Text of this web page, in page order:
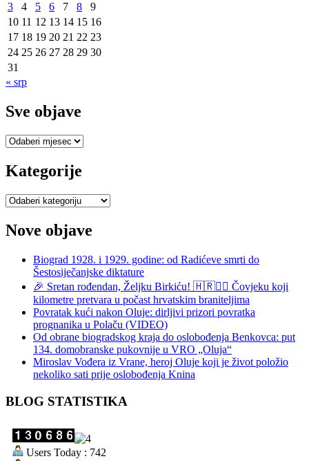
3
4 5 6 7 8
9
10 11 12 13 14 15 16
17 18 19 20 21 22 23
24 25 26 27 28 29 30
31
« srp
Sve objave
Sve
Kategorije
Kategorije
Nove objave
Biograd 1928. i 1929. godine: od Radićeve smrti do
Šestosiječanjske diktature
🎉 Sretan rođendan, Željku Birkiću! 🇭🇷🏃‍♂️ Čovjeku koji
kilometre pretvara u počast hrvatskim braniteljima
Povratak kući nakon Oluje: dirljivi prizori povratka
prognanika u Polaču (VIDEO)
Od obrane biogradskog kraja do oslobođenja Benkovca: put
134. domobranske pukovnije u VRO „Oluja“
Miroslav Vođera iz Vrane, heroj Oluje koji je život položio
nekoliko sati prije oslobođenja Knina
BLOG STATISTIKA
Users Today : 742